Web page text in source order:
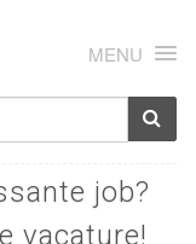
MENU
job?
vacature!